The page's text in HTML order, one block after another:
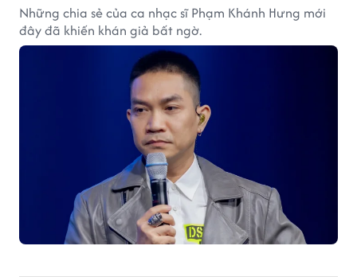
Những chia sẻ của ca nhạc sĩ Phạm Khánh Hưng mới
đây đã khiến khán giả bất ngờ.